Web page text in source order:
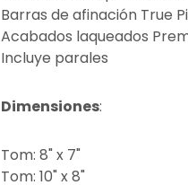
Barras de afinación True
Acabados laqueados
Incluye parales
Dimensiones:
Tom: 8" x 7"
Tom: 10" x 8"